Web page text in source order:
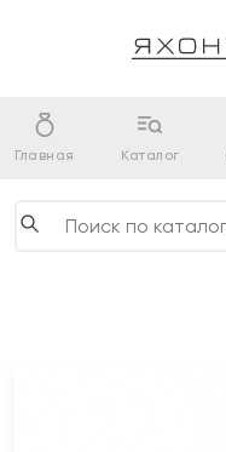
Главная Каталог